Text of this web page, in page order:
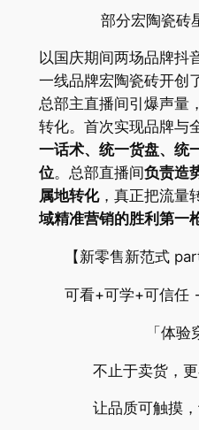
部分宏陶瓷砖
以国庆期间两场品牌抖
一线品牌宏陶瓷砖开创
总部主直播间引爆声量
转化。首次实现品牌与
一话术、统一货盘、统
位。总部直播间负责造
属地转化，真正把流量
域精准营销的胜利第一
【新零售新范式
可看+可学+可信任
「体验
不止于卖货，
让品质可触摸，